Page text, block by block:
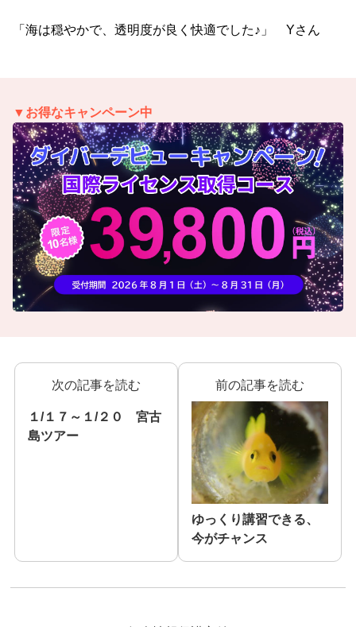
「海は穏やかで、透明度が良く快適でした♪」 Yさん
▼お得なキャンペーン中
次の記事を読む
１/１７～１/２０ 宮古
島ツアー
前の記事を読む
ゆっくり講習できる、
今がチャンス